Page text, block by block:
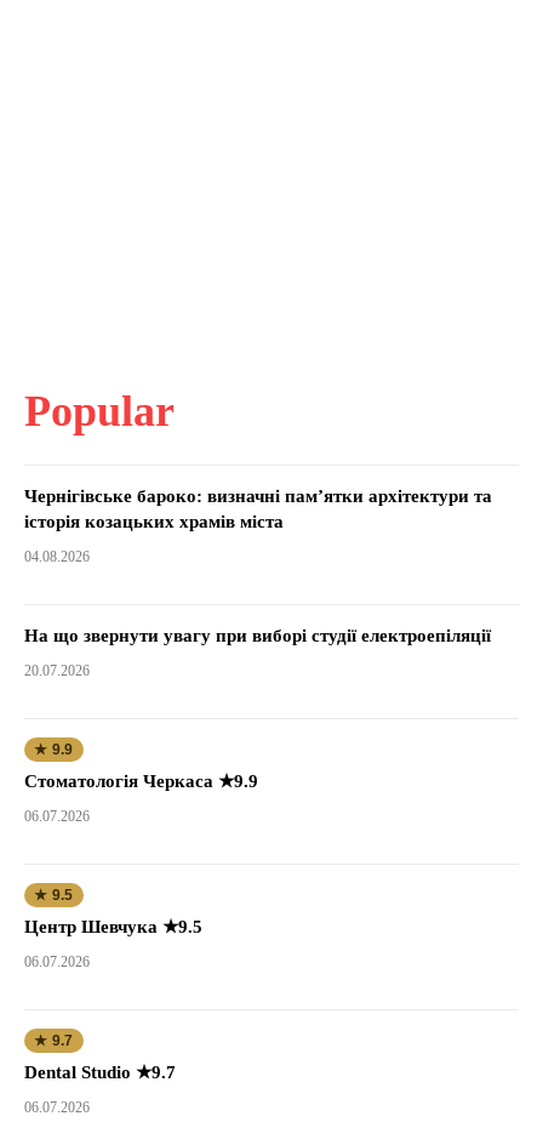
Popular
Чернігівське бароко: визначні пам’ятки архітектури та
історія козацьких храмів міста
04.08.2026
На що звернути увагу при виборі студії електроепіляції
20.07.2026
★ 9.9
Стоматологія Черкаса ★9.9
06.07.2026
★ 9.5
Центр Шевчука ★9.5
06.07.2026
★ 9.7
Dental Studio ★9.7
06.07.2026